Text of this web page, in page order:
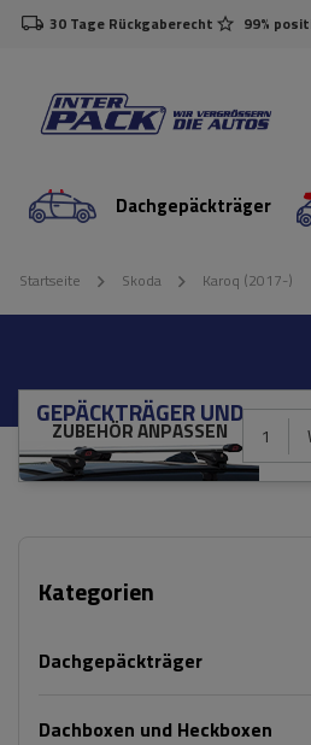
30 Tage Rückgaberecht 99%
Dachgepäckträger
Startseite Skoda Karoq (2017-)
GEPÄCKTRÄGER UND
ZUBEHÖR ANPASSEN 1
Kategorien
Dachgepäckträger
Dachboxen und Heckboxen